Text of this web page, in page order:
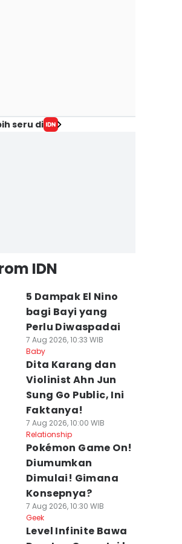
seru di
IDN
5 Dampak El Nino
bagi Bayi yang
Perlu Diwaspadai
7 Aug 2026, 10:33 WIB
Baby
Dita Karang dan
Violinist Ahn Jun
Sung Go Public, Ini
Faktanya!
7 Aug 2026, 10:00 WIB
Relationship
Pokémon Game On!
Diumumkan
Dimulai! Gimana
Konsepnya?
7 Aug 2026, 10:30 WIB
Geek
Level Infinite Bawa